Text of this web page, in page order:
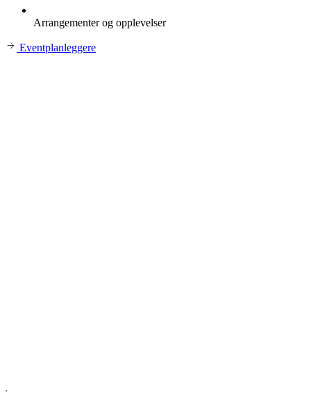
Arrangementer og opplevelser
Eventplanleggere